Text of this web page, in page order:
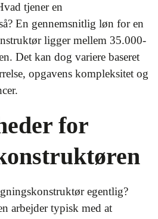
tjener en
En gennemsnitlig løn for en
ligger mellem 35.000-
Det kan dog variere baseret
opgavens kompleksitet og
for
egentlig?
arbejder typisk med at